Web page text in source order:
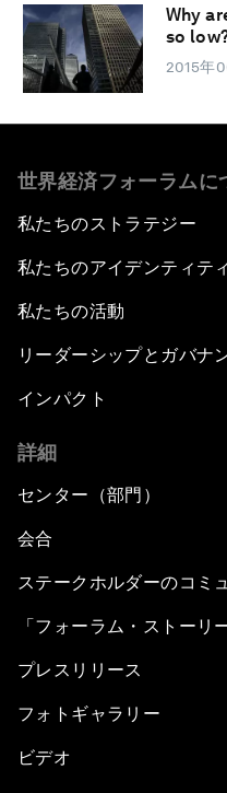
Why
so
2015年
世界経済フォーラムに
私たちのストラテジー
私たちのアイデンティティ
私たちの活動
リーダーシップとガバナ
インパクト
詳細
センター（部門）
会合
ステークホルダーのコミ
「フォーラム・ストーリ
プレスリリース
フォトギャラリー
ビデオ